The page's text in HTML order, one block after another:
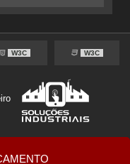
W3C W3C